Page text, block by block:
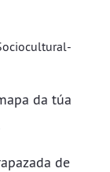
da túa
de